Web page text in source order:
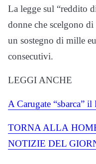
La legge sul “reddito
donne che scelgono
un sostegno di mille
consecutivi.
LEGGI ANCHE
A Carugate “sbarca”
TORNA ALLA
NOTIZIE DEL